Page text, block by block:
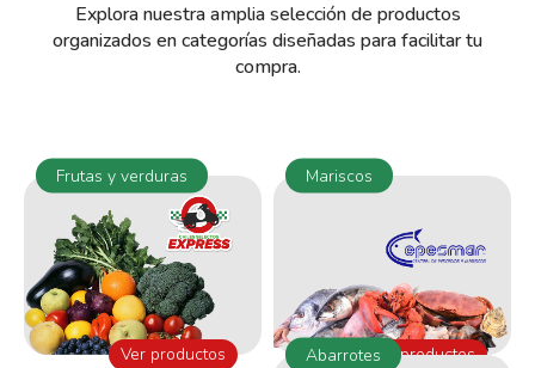
Explora nuestra amplia selección de productos
organizados en categorías diseñadas para facilitar tu
compra.
Frutas y verduras
Ver productos
Mariscos
Ver productos
Abarrotes